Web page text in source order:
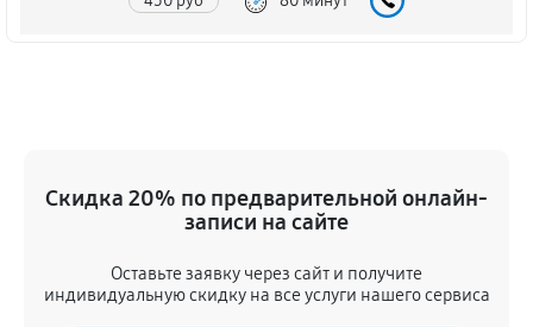
450 руб 60 минут
900 руб 60 минут
Скидка 20% по предварительной онлайн-
записи на сайте
Оставьте заявку через сайт и получите
индивидуальную скидку на все услуги нашего сервиса